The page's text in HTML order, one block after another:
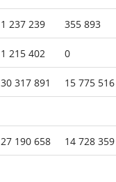
1 237 239 355 893
1 215 402 0
30 317 891 15 775 516
27 190 658 14 728 359